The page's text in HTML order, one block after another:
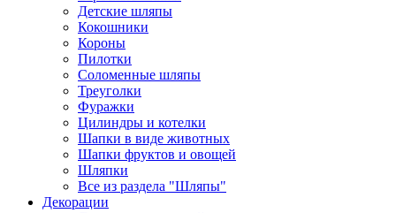
Детские шляпы
Кокошники
Короны
Пилотки
Соломенные шляпы
Треуголки
Фуражки
Цилиндры и котелки
Шапки в виде животных
Шапки фруктов и овощей
Шляпки
Все из раздела "Шляпы"
Декорации